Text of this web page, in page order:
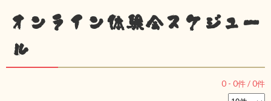
オンライン体験会スケジュー
ル
0 - 0件 /0件